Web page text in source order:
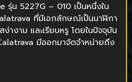
รุ่น 5227G – 010 เป็นหนึ่งใน
ที่มีเอกลักษณ์เป็นนาฬิกา
างาม และเรียบหรู โดยในปัจจุบัน
มีออกมาจัดจำหน่ายถึง